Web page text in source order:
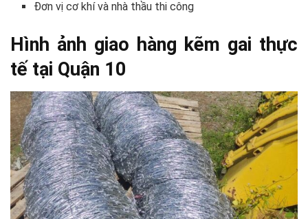
Đơn vị cơ khí và nhà thầu thi công
Hình ảnh giao hàng kẽm gai thực
tế tại Quận 10